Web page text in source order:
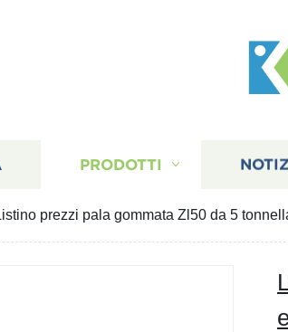
PRODOTTI
prezzi pala gommata Zl50 da 5